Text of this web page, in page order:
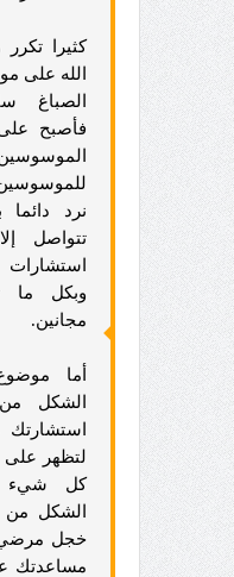
كثيرا
الله على
الصباغ
فأصبح
نرد
تتواصل
استشارات
وبكل ما
مجانين.
أما
الشكل
استشارتك
لتظهر على
كل شيء
الشكل من
خجل مرضي
مساعدتك